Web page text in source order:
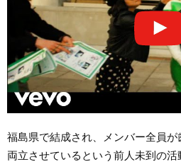
福島県で結成され、メンバー全員
両立させているという前人未到の